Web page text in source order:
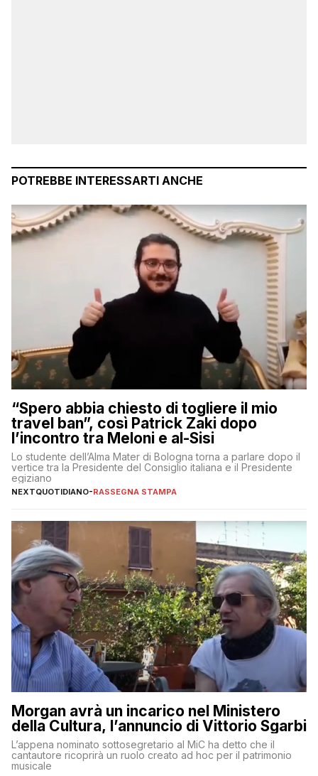
POTREBBE INTERESSARTI ANCHE
“Spero abbia chiesto di togliere il mio
travel ban”, così Patrick Zaki dopo
l’incontro tra Meloni e al-Sisi
Lo studente dell’Alma Mater di Bologna torna a parlare dopo il
vertice tra la Presidente del Consiglio italiana e il Presidente
egiziano
NEXTQUOTIDIANO-RASSEGNA STAMPA
Morgan avrà un incarico nel Ministero
della Cultura, l’annuncio di Vittorio Sgarbi
L’appena nominato sottosegretario al MiC ha detto che il
cantautore ricoprirà un ruolo creato ad hoc per il patrimonio
musicale